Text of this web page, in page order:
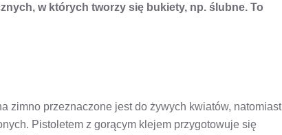
w których tworzy się bukiety, np. ślubne. To
zimno przeznaczone jest do żywych kwiatów, natomiast
Pistoletem z gorącym klejem przygotowuje się